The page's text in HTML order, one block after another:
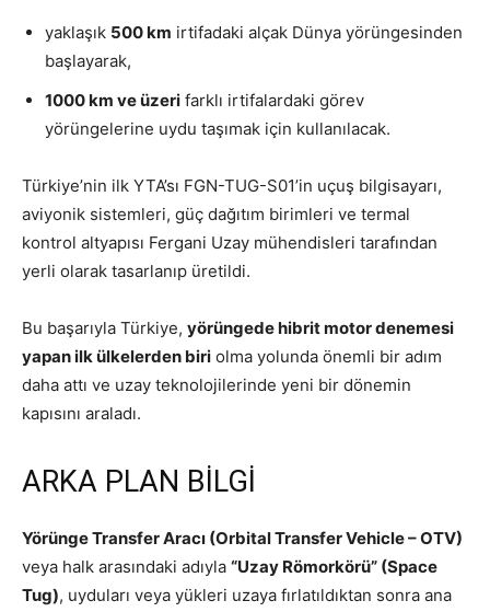
yaklaşık 500 km irtifadaki alçak Dünya yörüngesinden
başlayarak,
1000 km ve üzeri farklı irtifalardaki görev
yörüngelerine uydu taşımak için kullanılacak.
Türkiye’nin ilk YTA’sı FGN-TUG-S01’in uçuş bilgisayarı,
aviyonik sistemleri, güç dağıtım birimleri ve termal
kontrol altyapısı Fergani Uzay mühendisleri tarafından
yerli olarak tasarlanıp üretildi.
Bu başarıyla Türkiye, yörüngede hibrit motor denemesi
yapan ilk ülkelerden biri olma yolunda önemli bir adım
daha attı ve uzay teknolojilerinde yeni bir dönemin
kapısını araladı.
ARKA PLAN BİLGİ
Yörünge Transfer Aracı (Orbital Transfer Vehicle – OTV)
veya halk arasındaki adıyla “Uzay Römorkörü” (Space
Tug), uyduları veya yükleri uzaya fırlatıldıktan sonra ana